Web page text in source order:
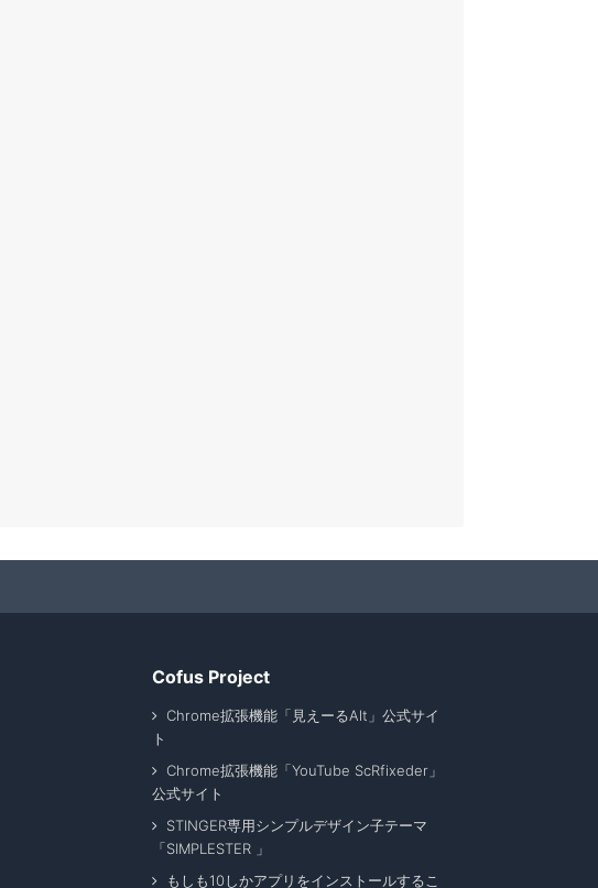
Cofus Project
Chrome拡張機能「見えーるAlt」公式サイ
ト
Chrome拡張機能「YouTube ScRfixeder」
公式サイト
STINGER専用シンプルデザイン子テーマ
「SIMPLESTER 」
もしも10しかアプリをインストールするこ